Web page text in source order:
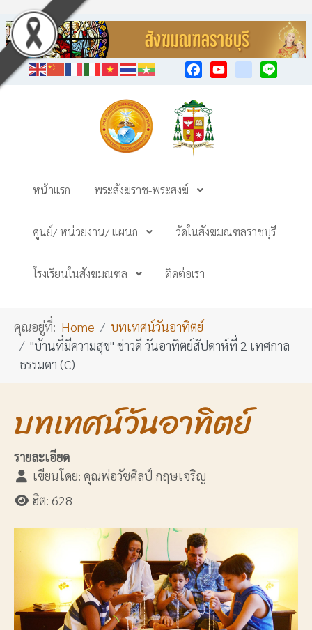
หน้าแรก พระสังฆราช-พระสงฆ์
ศูนย์/ หน่วยงาน/ แผนก วัดในสังฆมณฑลราชบุรี
โรงเรียนในสังฆมณฑล ติดต่อเรา
คุณอยู่ที่: Home
บทเทศน์วันอาทิตย์
"บ้านที่มีความสุข" ข่าวดี วันอาทิตย์สัปดาห์ที่ 2 เทศกาล
ธรรมดา (C)
บทเทศน์วันอาทิตย์
รายละเอียด
เขียนโดย: คุณพ่อวัชศิลป์ กฤษเจริญ
ฮิต: 628